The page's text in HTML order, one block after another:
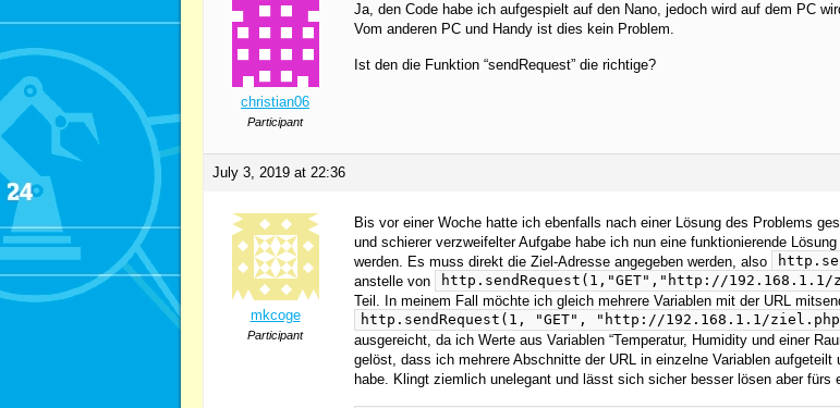
christian06
Participant
Ja, den Code habe ich aufgespielt auf den Nano, jedoch wird auf dem PC
Vom anderen PC und Handy ist dies kein Problem.
Ist den die Funktion “sendRequest” die richtige?
July 3, 2019 at 22:36
mkcoge
Participant
Bis vor einer Woche hatte ich ebenfalls nach einer Lösung des Problems
und schierer verzweifelter Aufgabe habe ich nun eine funktionierende
werden. Es muss direkt die Ziel-Adresse angegeben werden, also
anstelle von
http.sendRequest(1,"GET","http://
Teil. In meinem Fall möchte ich gleich mehrere Variablen mit der URL
http.sendRequest(1, "GET", "http://192.168.1.1/
ausgereicht, da ich Werte aus Variablen “Temperatur, Humidity und einer
gelöst, dass ich mehrere Abschnitte der URL in einzelne Variablen
habe. Klingt ziemlich unelegant und lässt sich sicher besser lösen aber